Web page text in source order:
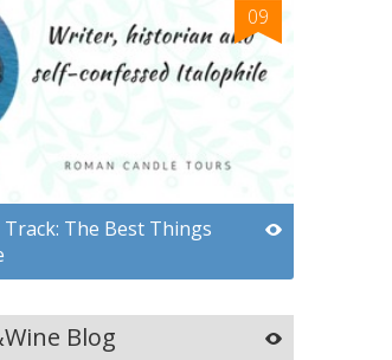
09
The Best Things
Blog